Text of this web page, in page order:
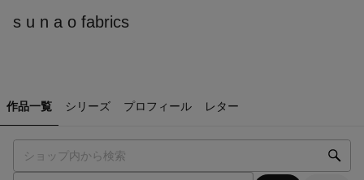
s u n a o fabrics
作品一覧 シリーズ プロフィール レター